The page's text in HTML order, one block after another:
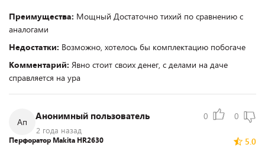
Преимущества: Мощный Достаточно тихий по сравнению с
аналогами
Недостатки: Возможно, хотелось бы комплектацию побогаче
Комментарий: Явно стоит своих денег, с делами на даче
справляется на ура
Ап
Анонимный пользователь
2 года назад
0 0
5.0
Перфоратор Makita HR2630